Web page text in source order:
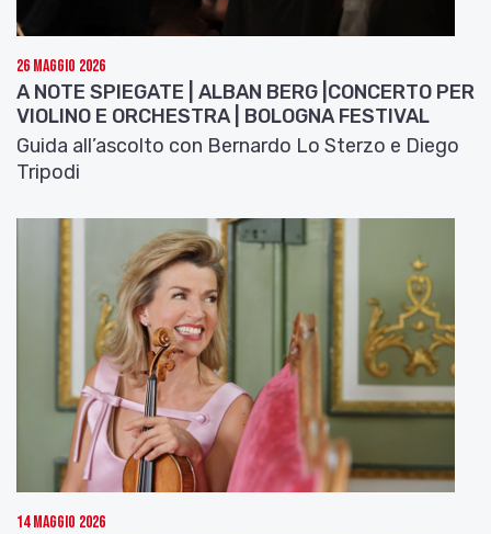
26 Maggio 2026
A NOTE SPIEGATE | ALBAN BERG |CONCERTO PER
VIOLINO E ORCHESTRA | BOLOGNA FESTIVAL
Guida all’ascolto con Bernardo Lo Sterzo e Diego
Tripodi
14 Maggio 2026